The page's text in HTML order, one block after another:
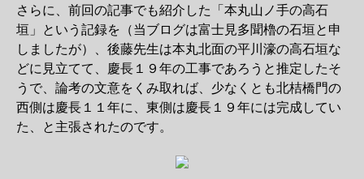
さらに、前回の記事でも紹介した「本丸山ノ手の高石
垣」という記録を（当ブログは富士見多聞櫓の石垣と申
しましたが）、後藤先生は本丸北面の平川濠の高石垣な
どに見立てて、慶長１９年の工事であろうと推定したそ
うで、論考の文意をくみ取れば、少なくとも北桔橋門の
西側は慶長１１年に、東側は慶長１９年には完成してい
た、と主張されたのです。